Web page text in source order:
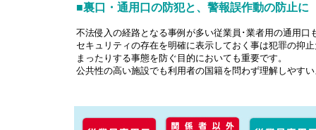
■裏口・通用口の防犯と、警報誤作動の防止に
不法侵入の経路となる事例が多い従業員･業者用の通用
セキュリティの存在を明確に表示しておく事は犯罪の抑
まったりする事態を防ぐ目的においても重要です。
公共性の高い施設でも利用者の国籍を問わず理解しやす